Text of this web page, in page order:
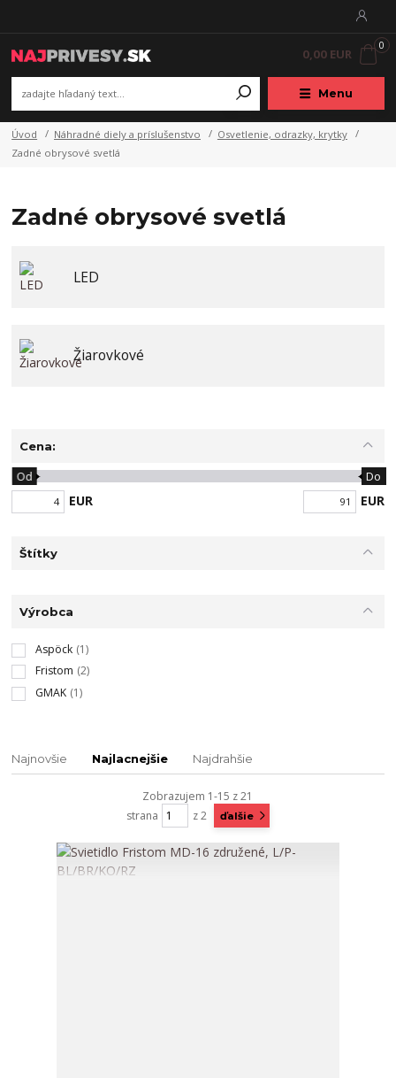
Menu
0
0,00 EUR
Úvod Náhradné diely a príslušenstvo
Osvetlenie, odrazky, krytky
Zadné obrysové svetlá
Zadné obrysové svetlá
LED
Žiarovkové
Cena:
EUR
Od Do
EUR
Štítky
Výrobca
Aspöck (1)
Fristom (2)
GMAK (1)
Najnovšie Najlacnejšie Najdrahšie
Zobrazujem 1-15 z 21
strana
z 2 ďalšie